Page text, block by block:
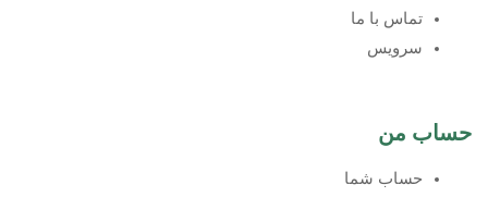
تماس با ما
سرویس
حساب من
حساب شما